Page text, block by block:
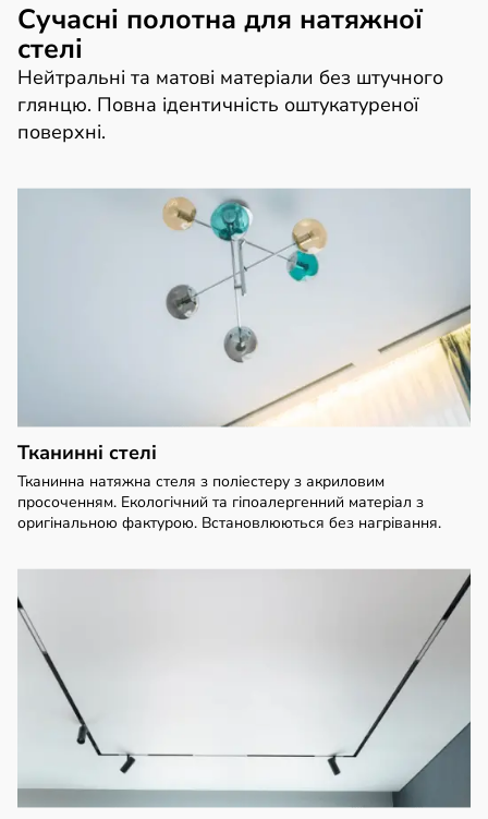
Сучасні полотна для натяжної
стелі
Нейтральні та матові матеріали без штучного
глянцю. Повна ідентичність оштукатуреної
поверхні.
Тканинні стелі
Тканинна натяжна стеля з поліестеру з акриловим
просоченням. Екологічний та гіпоалергенний матеріал з
оригінальною фактурою. Встановлюються без нагрівання.